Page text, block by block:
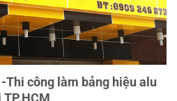
Thi công làm bảng hiệu alu